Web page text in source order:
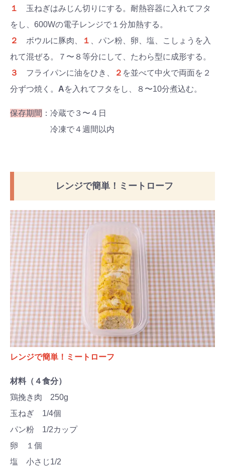
１
玉ねぎはみじん切りにする。耐熱容器に入れてフタ
をし、600Wの電子レンジで１分加熱する。
２
ボウルに豚肉、 １
、パン粉、卵、塩、こしょうを入
れて混ぜる。７〜８等分にして、たわら型に成形する。
３
フライパンに油をひき、 ２ を並べて中火で両面を２
分ずつ焼く。 Aを入れてフタをし、８〜10分煮込む。
保存期間 ：冷蔵で３〜４日
冷凍で４週間以内
レンジで簡単！ミートローフ
レンジで簡単！ミートローフ
材料（４食分）
鶏挽き肉 250g
玉ねぎ 1/4個
パン粉 1/2カップ
卵 １個
塩 小さじ1/2